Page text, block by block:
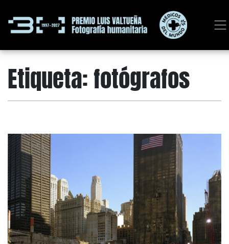
Etiqueta:fotógrafos